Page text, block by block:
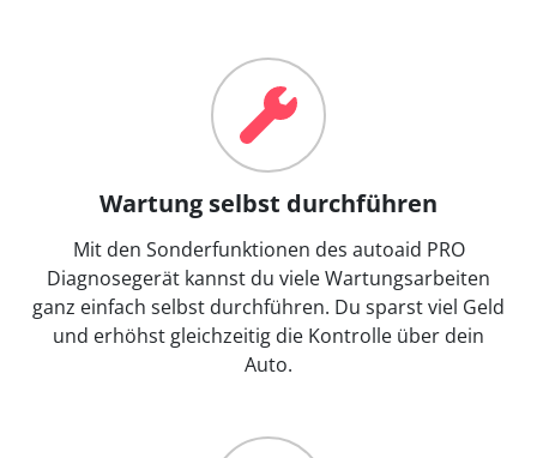
Wartung selbst durchführen
Mit den Sonderfunktionen des autoaid PRO
Diagnosegerät kannst du viele Wartungsarbeiten
ganz einfach selbst durchführen. Du sparst viel Geld
und erhöhst gleichzeitig die Kontrolle über dein
Auto.